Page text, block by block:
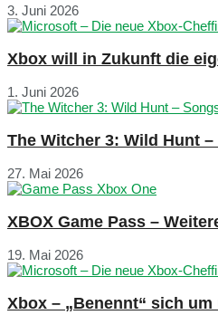
3. Juni 2026
Xbox will in Zukunft die
1. Juni 2026
The Witcher 3: Wild Hunt
27. Mai 2026
XBOX Game Pass –
19. Mai 2026
Xbox – „Benennt“ sich